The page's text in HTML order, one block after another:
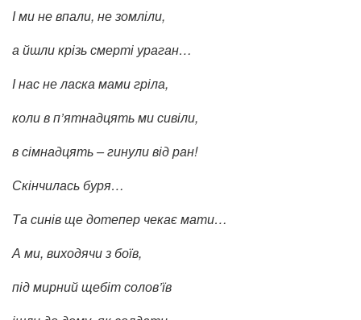
І ми не впали, не зомліли,
а йшли крізь смерті ураган…
І нас не ласка мами гріла,
коли в п’ятнадцять ми сивіли,
в сімнадцять – гинули від ран!
Скінчилась буря…
Та синів ще дотепер чекає мати…
А ми, виходячи з боїв,
під мирний щебіт солов’їв